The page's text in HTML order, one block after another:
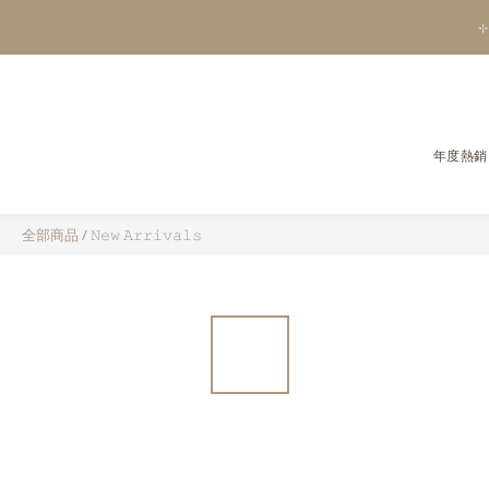
⊹
年度熱銷
全部商品 /𝙽𝚎𝚠 𝙰𝚛𝚛𝚒𝚟𝚊𝚕𝚜